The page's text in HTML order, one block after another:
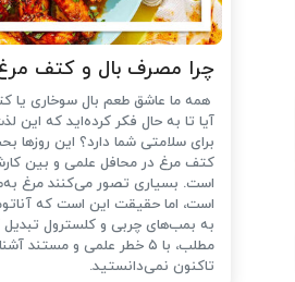
چرا مصرف بال و کتف
همه ما عاشق طعم بال سوخاری یا
آیا تا به حال فکر کرده‌اید که این
برای سلامتی شما دارد؟ این روزها
کتف مرغ در محافل علمی و بین
است. بسیاری تصور می‌کنند مرغ
است، اما حقیقت این است که
به بمب‌های چربی و کلسترول
مطلب، با ۵ خطر علمی و
تاکنون نمی‌دانستید.